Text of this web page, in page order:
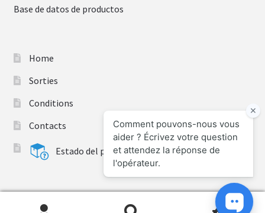
Base de datos de productos
Home
Sorties
Conditions
Contacts
Estado del pedido